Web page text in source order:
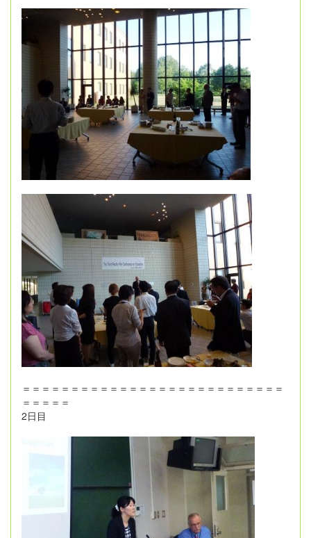
＝＝＝＝＝＝＝＝＝＝＝＝＝＝＝＝＝＝＝＝＝＝＝＝＝＝＝
＝＝＝＝＝
2日目